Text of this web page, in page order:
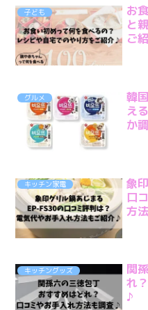
子ども
お
と
ご
グルメ
韓
え
か
キッチン家電
象
口
方
キッチングッズ
関
れ
♪